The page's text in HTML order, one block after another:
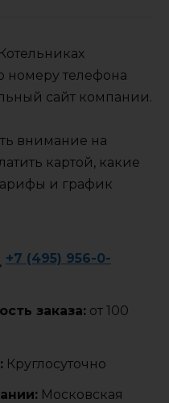
номеру телефона
сайт компании.
внимание на
картой, какие
и график
+7 (495) 956-0-
заказа: от 100
Круглосуточно
Московская